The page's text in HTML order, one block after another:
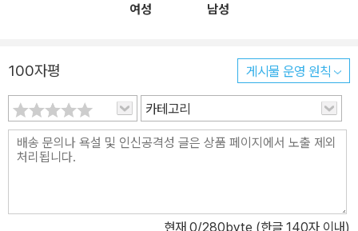
여성
남성
100자평 게시물 운영 원칙
카테고리
현재 0/280byte (한글 140자 이내)